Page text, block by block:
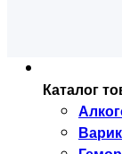
Каталог